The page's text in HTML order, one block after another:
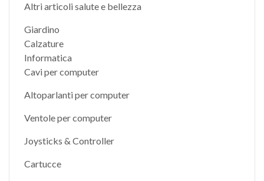
Altri articoli salute e bellezza
Giardino
Calzature
Informatica
Cavi per computer
Altoparlanti per computer
Ventole per computer
Joysticks & Controller
Cartucce